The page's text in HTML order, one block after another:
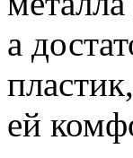
а
ей